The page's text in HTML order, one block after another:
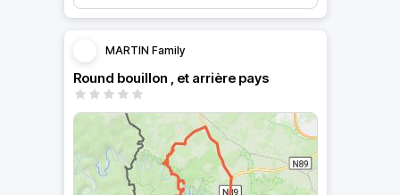
MARTIN Family
Round bouillon , et arrière pays